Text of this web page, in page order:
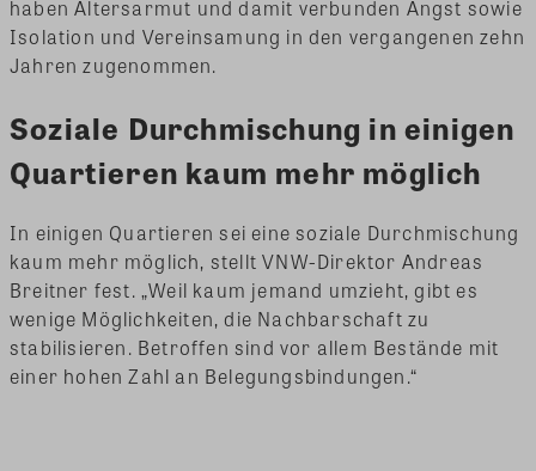
haben Altersarmut und damit verbunden Angst sowie
Isolation und Vereinsamung in den vergangenen zehn
Jahren zugenommen.
Soziale Durchmischung in einigen
Quartieren kaum mehr möglich
In einigen Quartieren sei eine soziale Durchmischung
kaum mehr möglich, stellt VNW-Direktor Andreas
Breitner fest. „Weil kaum jemand umzieht, gibt es
wenige Möglichkeiten, die Nachbarschaft zu
stabilisieren. Betroffen sind vor allem Bestände mit
einer hohen Zahl an Belegungsbindungen.“